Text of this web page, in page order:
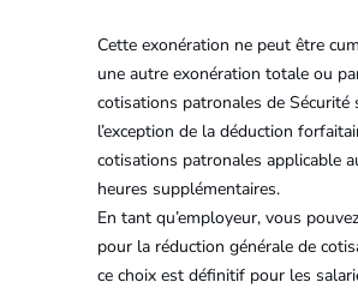
Cette exonération ne peut être
une autre exonération totale ou
cotisations patronales de Sécurité
l’exception de la déduction
cotisations patronales applicable
heures supplémentaires.
En tant qu’employeur, vous
pour la réduction générale de
ce choix est définitif pour les